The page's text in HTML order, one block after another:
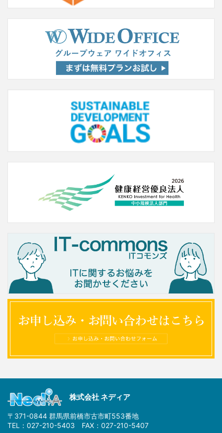
株式会社 ネディア
〒371-0844 群馬県前橋市古市町553番地
TEL：027-210-5403 FAX：027-210-5407